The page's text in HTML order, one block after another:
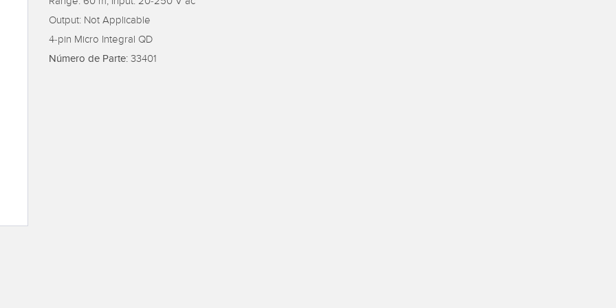
de Detección y
Sensores de Monitoreo de
RELACIONADOS
Output: Not Applicable
4-pin Micro Integral QD
Número de Parte: 33401